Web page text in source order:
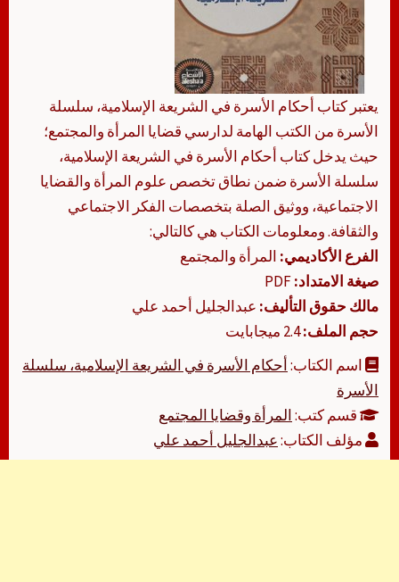
يعتبر كتاب أحكام الأسرة في الشريعة الإسلامية، سلسلة
الأسرة من الكتب الهامة لدارسي قضايا المرأة والمجتمع؛
حيث يدخل كتاب أحكام الأسرة في الشريعة الإسلامية،
سلسلة الأسرة ضمن نطاق تخصص علوم المرأة والقضايا
الاجتماعية، ووثيق الصلة بتخصصات الفكر الاجتماعي
والثقافة. ومعلومات الكتاب هي كالتالي:
الفرع الأكاديمي: المرأة والمجتمع
صيغة الامتداد:
مالك حقوق التأليف: عبدالجليل أحمد علي
حجم الملف:2.4 ميجابايت
اسم الكتاب:أحكام الأسرة في الشريعة الإسلامية، سلسلة
الأسرة
قسم كتب:المرأة وقضايا المجتمع
مؤلف الكتاب:عبدالجليل أحمد علي